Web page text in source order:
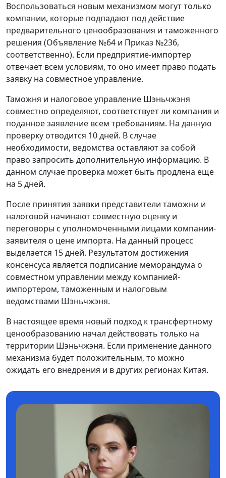
Воспользоваться новым механизмом могут только
компании, которые подпадают под действие
предварительного ценообразования и таможенного
решения (Объявление №64 и Приказ №236,
соответственно). Если предприятие-импортер
отвечает всем условиям, то оно имеет право подать
заявку на совместное управление.
Таможня и налоговое управление Шэньчжэня
совместно определяют, соответствует ли компания и
поданное заявление всем требованиям. На данную
проверку отводится 10 дней. В случае
необходимости, ведомства оставляют за собой
право запросить дополнительную информацию. В
данном случае проверка может быть продлена еще
на 5 дней.
После принятия заявки представители таможни и
налоговой начинают совместную оценку и
переговоры с уполномоченными лицами компании-
заявителя о цене импорта. На данный процесс
выделается 15 дней. Результатом достижения
консенсуса является подписание меморандума о
совместном управлении между компанией-
импортером, таможенным и налоговым
ведомствами Шэньчжэня.
В настоящее время новый подход к трансфертному
ценообразованию начал действовать только на
территории Шэньчжэня. Если применение данного
механизма будет положительным, то можно
ожидать его внедрения и в других регионах Китая.